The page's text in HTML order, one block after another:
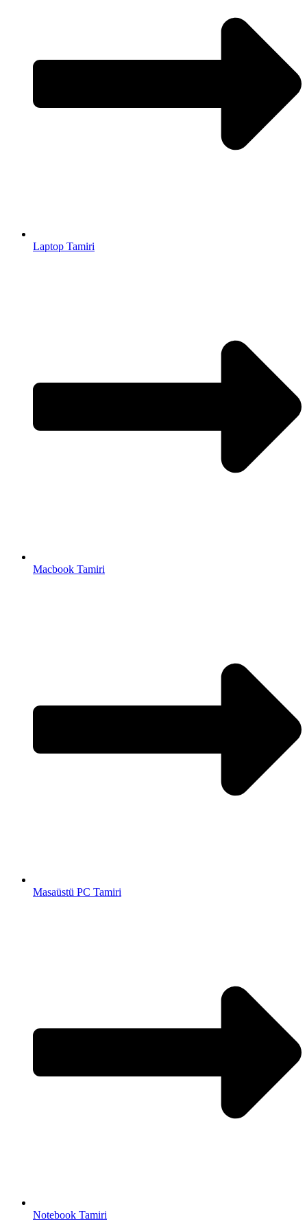
Laptop Tamiri
Macbook Tamiri
Masaüstü PC Tamiri
Notebook Tamiri